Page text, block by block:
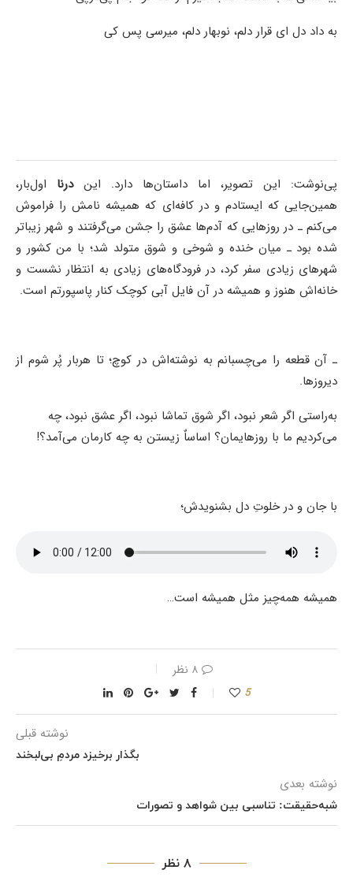
به داد دل ای قرار دلم، نوبهار دلم، می­رسی پس کی
پی‌نوشت: این تصویر، اما داستان‌ها دارد. ایندرنا اول‌بار،
همین‌جایی که ایستادم و در کافه‌ای که همیشه نامش را فراموش
می‌کنم ـ در روزهایی که آدم‌ها عشق را جشن می‌گرفتند و شهر زیباتر
شده بود ـ میان خنده و شوخی و شوق متولد شد؛ با من کشور و
شهرهای زیادی سفر کرد، در فرودگاه‌های زیادی به انتظار نشست و
خانه‌اش هنوز و همیشه در آن فایل آبی کوچک کنار پاسپورتم است.
ـ آن قطعه را می‌چسبانم به نوشته‌اش در کوچ؛ تا هربار پُر شوم از
دیروزها.
به‌راستی اگر شعر نبود، اگر شوق تماشا نبود، اگر عشق نبود،‌ چه
می‌کردیم ما با روزهایمان؟ اساساٌ زیستن به چه کارمان می‌آمد؟!
با جان و در خلوتِ دل بشنویدش؛
همیشه همه‌چیز مثل همیشه است…
۸ نظر
5
نوشته قبلی
بگذار برخیزد مردمِ بی‌لبخند
نوشته بعدی
شبه‌حقیقت: تناسبی بین شواهد و تصورات
۸ نظر